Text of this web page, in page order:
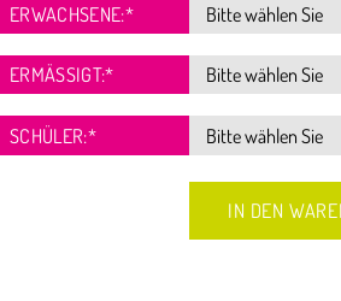
ERWACHSENE:*
ERMÄSSIGT:*
SCHÜLER:*